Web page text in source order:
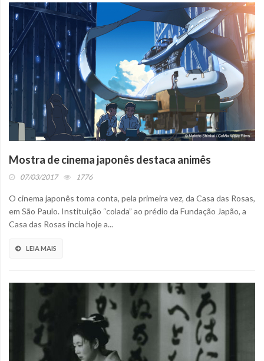
Mostra de cinema japonês destaca animês
07/03/2017 1776
O cinema japonês toma conta, pela primeira vez, da Casa das Rosas,
em São Paulo. Instituição “colada” ao prédio da Fundação Japão, a
Casa das Rosas incia hoje a...
LEIA MAIS